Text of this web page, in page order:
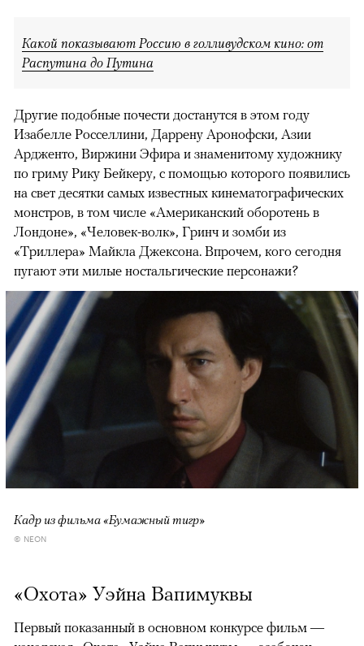
Какой показывают Россию в голливудском кино: от
Распутина до Путина
Другие подобные почести достанутся в этом году
Изабелле Росселлини, Даррену Аронофски, Азии
Ардженто, Виржини Эфира и знаменитому художнику
по гриму Рику Бейкеру, с помощью которого появились
на свет десятки самых известных кинематографических
монстров, в том числе «Американский оборотень в
Лондоне», «Человек-волк», Гринч и зомби из
«Триллера» Майкла Джексона. Впрочем, кого сегодня
пугают эти милые ностальгические персонажи?
Кадр из фильма «Бумажный тигр»
© NEON
«Охота» Уэйна Вапимуквы
Первый показанный в основном конкурсе фильм —